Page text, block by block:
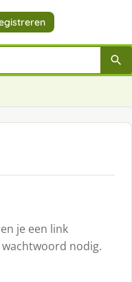
je een link
nodig.